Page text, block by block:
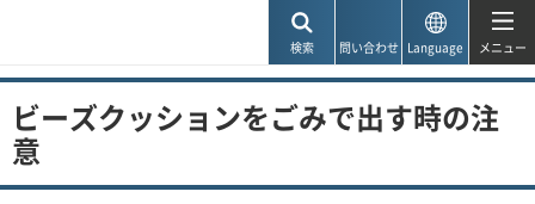
検索 問い合わせ Language メニュー
ビーズクッションをごみで出す時の注
意